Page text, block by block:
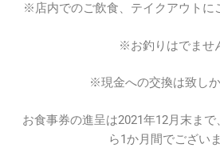
※店内でのご飲食、テイクアウトに
※お釣りはでませ
※現金への交換は致しか
お食事券の進呈は2021年12月末ま
ら1か月間でござい